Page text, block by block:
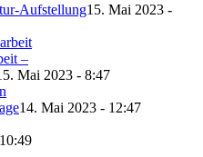
Aufstellung15. Mai 2023 -
–
Mai 2023 - 8:47
14. Mai 2023 - 12:47